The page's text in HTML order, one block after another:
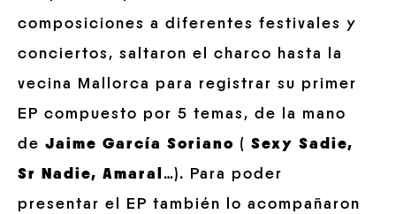
composiciones a diferentes festivales y
conciertos, saltaron el charco hasta la
vecina Mallorca para registrar su primer
EP compuesto por 5 temas, de la mano
de Jaime García Soriano ( Sexy Sadie,
Sr Nadie, Amaral …). Para poder
presentar el EP también lo acompañaron